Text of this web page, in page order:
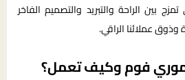
بين الراحة والتبريد والتصميم الفاخر
وذوق عملائنا الراقي.
فوم وكيف تعمل؟